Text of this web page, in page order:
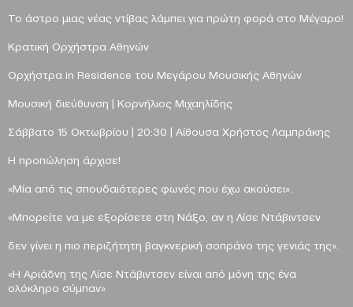
Το άστρο μιας νέας ντίβας λάμπει για πρώτη φορά στο Μέγαρο!
Κρατική Ορχήστρα Αθηνών
Ορχήστρα in Residence του Μεγάρου Μουσικής Αθηνών
Μουσική διεύθυνση | Κορνήλιος Μιχαηλίδης
Σάββατο 15 Οκτωβρίου | 20:30 | Αίθουσα Χρήστος Λαμπράκης
Η προπώληση άρχισε!
«Μία από τις σπουδαιότερες φωνές που έχω ακούσει».
«Μπορείτε να με εξορίσετε στη Νάξο, αν η Λίσε Ντάβιντσεν
δεν γίνει η πιο περιζήτητη βαγκνερική σοπράνο της γενιάς της».
«Η Αριάδνη της Λίσε Ντάβιντσεν είναι από μόνη της ένα
ολόκληρο σύμπαν»